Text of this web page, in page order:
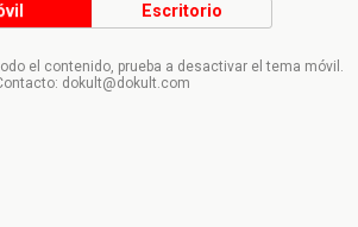
Escritorio
el contenido, prueba a desactivar el tema móvil.
dokult@dokult.com